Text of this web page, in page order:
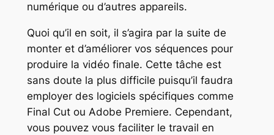
numérique ou d’autres appareils.
Quoi qu’il en soit, il s’agira par la suite de
monter et d’améliorer vos séquences pour
produire la vidéo finale. Cette tâche est
sans doute la plus difficile puisqu’il faudra
employer des logiciels spécifiques comme
Final Cut ou Adobe Premiere. Cependant,
vous pouvez vous faciliter le travail en